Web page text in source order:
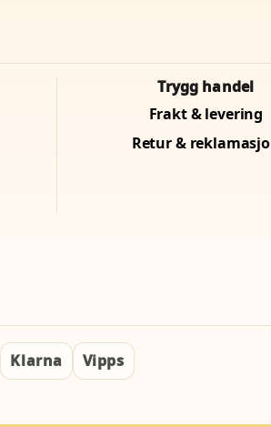
Trygg handel
Frakt & levering
Retur &
Klarna Vipps